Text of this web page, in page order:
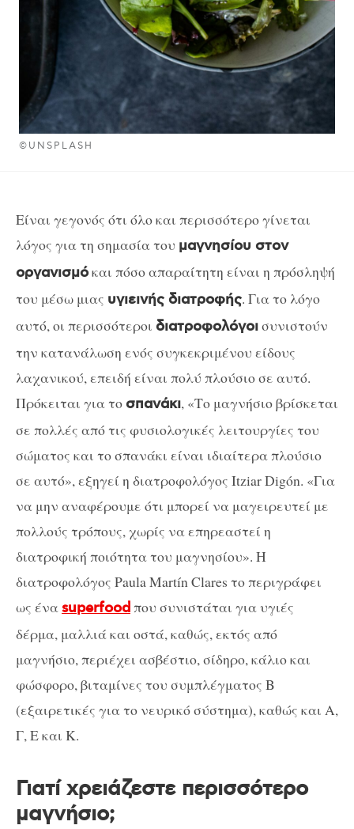
©UNSPLASH
Είναι γεγονός ότι όλο και περισσότερο γίνεται
λόγος για τη σημασία του μαγνησίου στον
οργανισμόκαι πόσο απαραίτητη είναι η πρόσληψή
του μέσω μιας υγιεινής διατροφής. Για το λόγο
αυτό, οι περισσότεροι διατροφολόγοισυνιστούν
την κατανάλωση ενός συγκεκριμένου είδους
λαχανικού, επειδή είναι πολύ πλούσιο σε αυτό.
Πρόκειται για το σπανάκι, «Το μαγνήσιο βρίσκεται
σε πολλές από τις φυσιολογικές λειτουργίες του
σώματος και το σπανάκι είναι ιδιαίτερα πλούσιο
σε αυτό», εξηγεί η διατροφολόγος Itziar Digón. «Για
να μην αναφέρουμε ότι μπορεί να μαγειρευτεί με
πολλούς τρόπους, χωρίς να επηρεαστεί η
διατροφική ποιότητα του μαγνησίου». Η
διατροφολόγος Paula Martín Clares το περιγράφει
ως έναsuperfoodπου συνιστάται για υγιές
δέρμα, μαλλιά και οστά, καθώς, εκτός από
μαγνήσιο, περιέχει ασβέστιο, σίδηρο, κάλιο και
φώσφορο, βιταμίνες του συμπλέγματος Β
(εξαιρετικές για το νευρικό σύστημα), καθώς και Α,
Γ, Ε και Κ.
Γιατί χρειάζεστε περισσότερο
μαγνήσιο;